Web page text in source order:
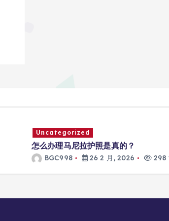
Uncategorized
怎么办理马尼拉护照是真的？
BGC998 26 2 月, 2026 298